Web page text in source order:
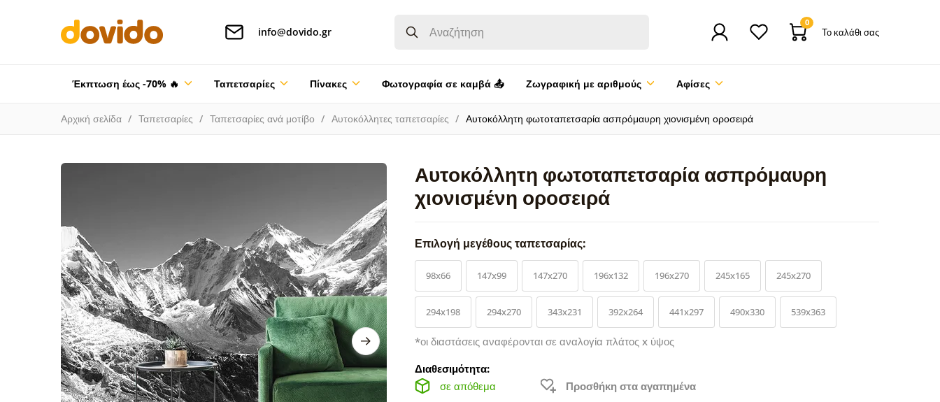
info@dovido.gr
0
Το καλάθι σας
Έκπτωση έως -70% 🔥 Ταπετσαρίες Πίνακες Φωτογραφία σε καμβά 📤 Ζωγραφική με αριθμούς Αφίσες
Αρχική σελίδα Ταπετσαρίες Ταπετσαρίες ανά μοτίβο Αυτοκόλλητες ταπετσαρίες Αυτοκόλλητη φωτοταπετσαρία ασπρόμαυρη χιονισμένη οροσειρά
Αυτοκόλλητη φωτοταπετσαρία ασπρόμαυρη
χιονισμένη οροσειρά
Επιλογή μεγέθους ταπετσαρίας:
98x66 147x99 147x270 196x132 196x270 245x165 245x270
294x198 294x270 343x231 392x264 441x297 490x330 539x363
*οι διαστάσεις αναφέρονται σε αναλογία πλάτος x ύψος
Διαθεσιμότητα:
σε απόθεμα
Προσθήκη στα αγαπημένα